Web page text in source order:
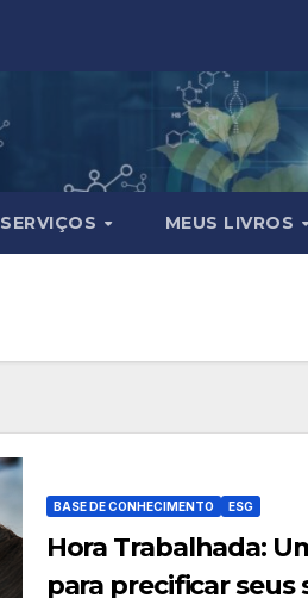
SERVIÇOS MEUS LIVROS
BASE DE CONHECIMENTO ESG
Hora Trabalhada:
para precificar seus